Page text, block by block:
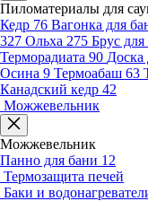
Пиломатериалы для
Кедр 76 Вагонка для
327 Ольха 275 Брус для
Терморадиата 90 Доска
Осина 9 Термоабаш 63
Канадский кедр 42
Можжевельник
Можжевельник
Панно для бани 12
Термозащита печей
Баки и